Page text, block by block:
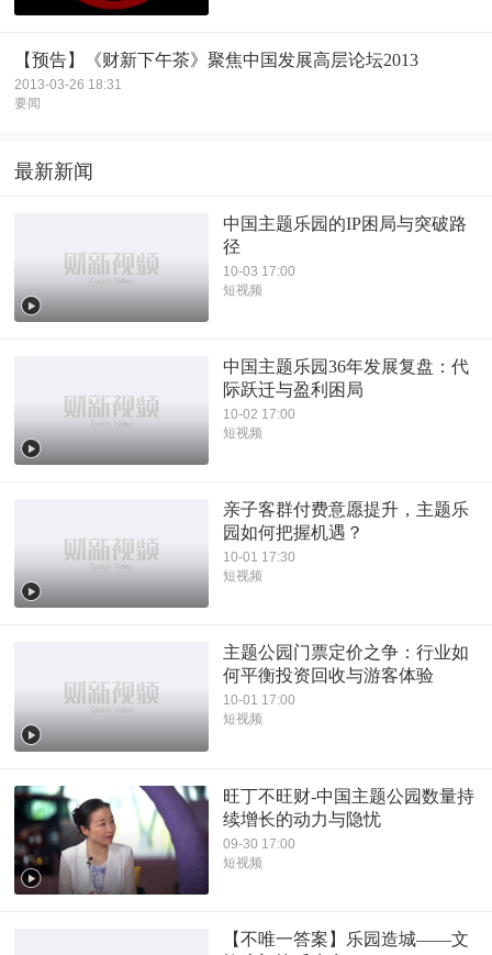
【预告】《财新下午茶》聚焦中国发展高层论坛2013
2013-03-26 18:31
要闻
最新新闻
中国主题乐园的IP困局与突破路
径
10-03 17:00
短视频
中国主题乐园36年发展复盘：代
际跃迁与盈利困局
10-02 17:00
短视频
亲子客群付费意愿提升，主题乐
园如何把握机遇？
10-01 17:30
短视频
主题公园门票定价之争：行业如
何平衡投资回收与游客体验
10-01 17:00
短视频
旺丁不旺财-中国主题公园数量持
续增长的动力与隐忧
09-30 17:00
短视频
【不唯一答案】乐园造城——文